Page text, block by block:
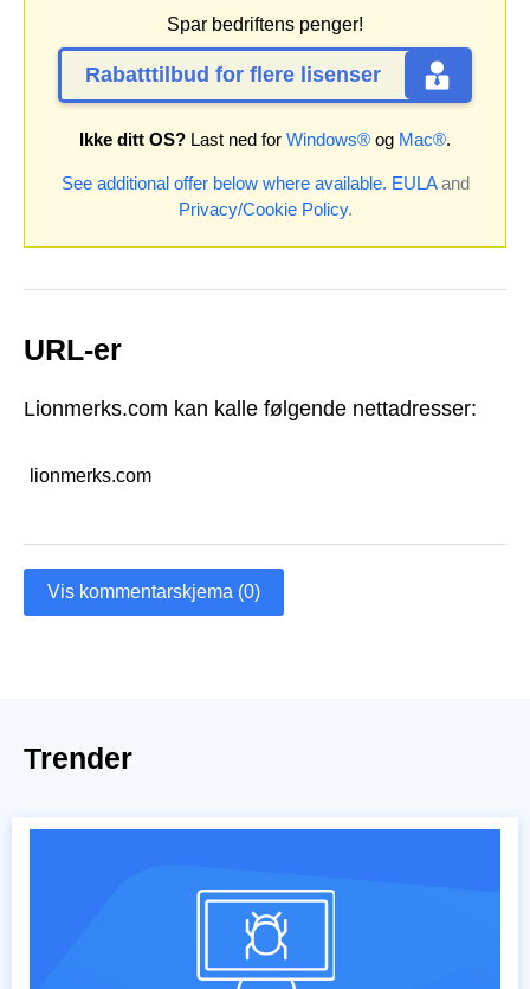
Spar bedriftens penger!
Rabatttilbud for flere lisenser
Ikke ditt OS? Last ned for Windows® og Mac®.
See additional offer below where available. EULAand
Privacy/Cookie Policy.
URL-er
Lionmerks.com kan kalle følgende nettadresser:
lionmerks.com
Vis kommentarskjema (0)
Trender